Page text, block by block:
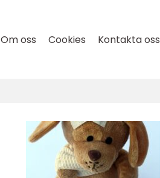
Om oss Cookies Kontakta oss